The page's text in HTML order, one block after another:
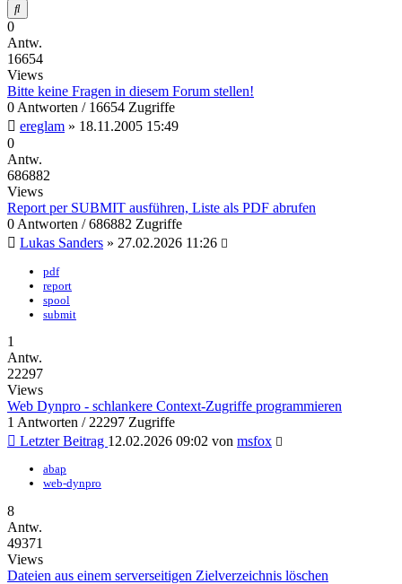
Suche
0
Antw.
16654
Views
Bitte keine Fragen in diesem Forum stellen!
0 Antworten / 16654 Zugriffe
ereglam » 18.11.2005 15:49
0
Antw.
686882
Views
Report per SUBMIT ausführen, Liste als PDF abrufen
0 Antworten / 686882 Zugriffe
Lukas Sanders » 27.02.2026 11:26
pdf
report
spool
submit
1
Antw.
22297
Views
Web Dynpro - schlankere Context-Zugriffe programmieren
1 Antworten / 22297 Zugriffe
Letzter Beitrag 12.02.2026 09:02 von msfox
abap
web-dynpro
8
Antw.
49371
Views
Dateien aus einem serverseitigen Zielverzeichnis löschen